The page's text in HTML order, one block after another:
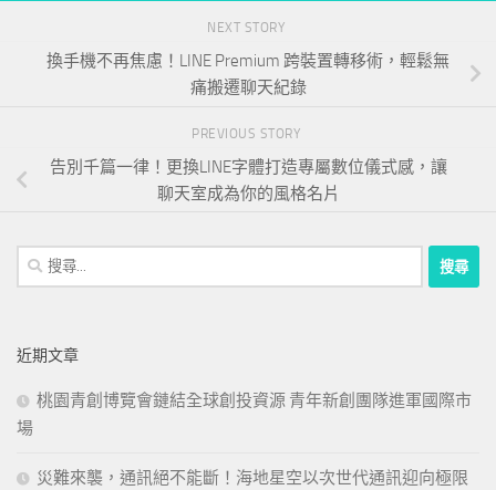
NEXT STORY
換手機不再焦慮！LINE Premium 跨裝置轉移術，輕鬆無
痛搬遷聊天紀錄
PREVIOUS STORY
告別千篇一律！更換LINE字體打造專屬數位儀式感，讓
聊天室成為你的風格名片
搜
尋
字:
近期文章
桃園青創博覽會鏈結全球創投資源 青年新創團隊進軍國際市
場
災難來襲，通訊絕不能斷！海地星空以次世代通訊迎向極限